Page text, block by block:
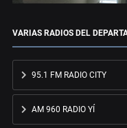
VARIAS RADIOS DEL
95.1 FM RADIO CITY
AM 960 RADIO YÍ